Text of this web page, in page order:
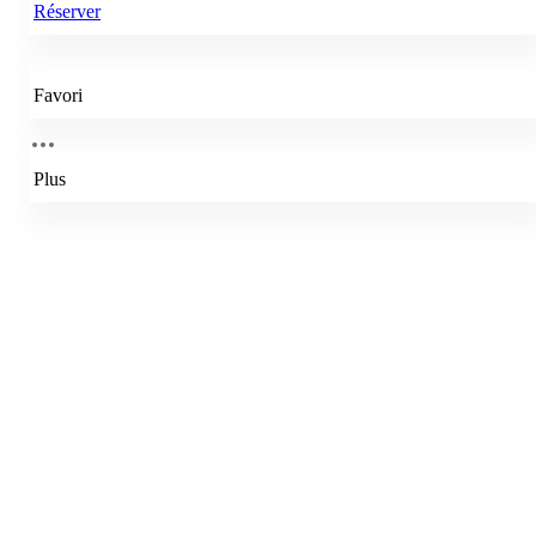
Réserver
Favori
Plus